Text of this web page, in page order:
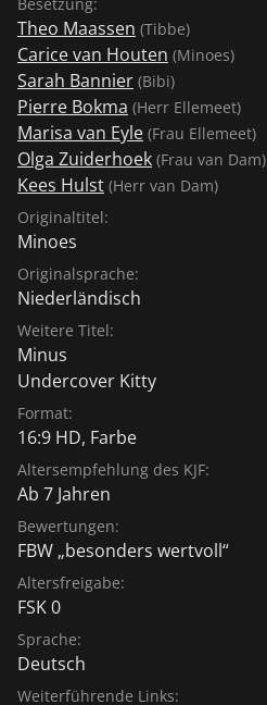
Theo Maassen (Tibbe)
Carice van Houten (Minoes)
Sarah Bannier (Bibi)
Pierre Bokma (Herr Ellemeet)
Marisa van Eyle (Frau Ellemeet)
Olga Zuiderhoek (Frau van Dam)
Kees Hulst (Herr van Dam)
Originaltitel:
Minoes
Originalsprache:
Niederländisch
Weitere Titel:
Minus
Undercover Kitty
Format:
16:9 HD, Farbe
Altersempfehlung des KJF:
Ab 7 Jahren
Bewertungen:
FBW „besonders wertvoll“
Altersfreigabe:
FSK 0
Sprache:
Deutsch
Weiterführende Links: